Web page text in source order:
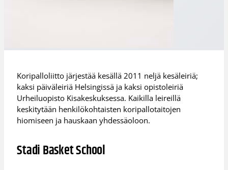
Koripalloliitto järjestää kesällä 2011 neljä kesäleiriä;
kaksi päiväleiriä Helsingissä ja kaksi opistoleiriä
Urheiluopisto Kisakeskuksessa. Kaikilla leireillä
keskitytään henkilökohtaisten koripallotaitojen
hiomiseen ja hauskaan yhdessäoloon.
Stadi Basket School